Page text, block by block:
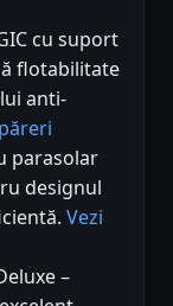
cu suport
flotabilitate
anti-
parasolar
designul
Vezi
–